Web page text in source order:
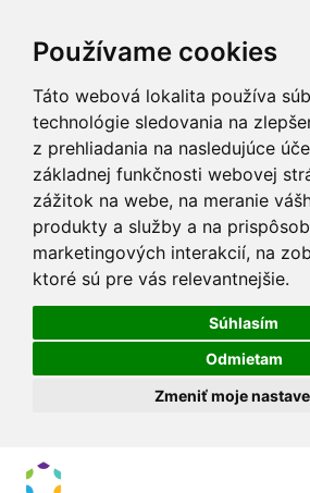
Používame cookies
Táto webová lokalita používa
technológie sledovania na
z prehliadania na nasledujúce
základnej funkčnosti webovej
zážitok na webe, na meranie
produkty a služby a na
marketingových interakcií, na
ktoré sú pre vás relevantnejšie.
Súhlasím
Odmietam
Zmeniť moje